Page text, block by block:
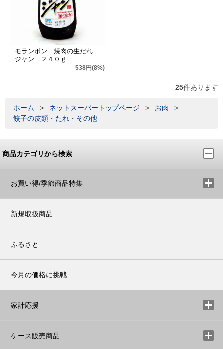
モランボン 焼肉の生だれ
ジャン ２４０ｇ
538円(8%)
25件あります
ホーム > ネットスーパートップページ > お肉
>
餃子の皮類・たれ・その他
商品カテゴリから検索
お買い得/季節商品特集
新規取扱商品
ふるさと
今月の価格に挑戦
家計応援
ケース販売商品